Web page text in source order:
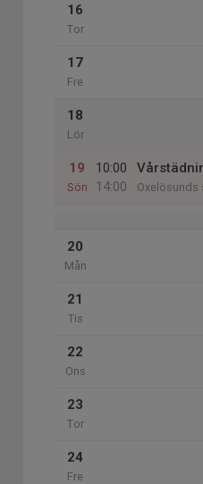
16
Tor
17
Fre
18
Lör
19
Sön
10:00
14:00
Oxelösunds
20
Mån
21
Tis
22
Ons
23
Tor
24
Fre